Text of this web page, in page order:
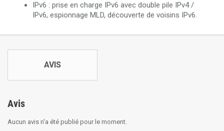
IPv6 : prise en charge IPv6 avec double pile IPv4 /
IPv6, espionnage MLD, découverte de voisins IPv6.
AVIS
Avis
Aucun avis n'a été publié pour le moment.